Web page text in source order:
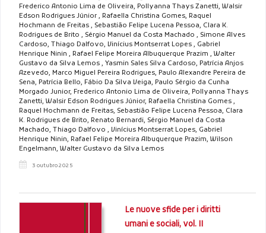
Frederico Antonio Lima de Oliveira, Pollyanna Thays Zanetti, Walsir
Edson Rodrigues Júnior , Rafaella Christina Gomes, Raquel
Hochmann de Freitas , Sebastião Felipe Lucena Pessoa, Clara K.
Rodrigues de Brito , Sérgio Manuel da Costa Machado , Simone Alves
Cardoso, Thiago Dalfovo, Vinícius Montserrat Lopes , Gabriel
Henrique Ninin , Rafael Felipe Moreira Albuquerque Prazim , Walter
Gustavo da Silva Lemos , Yasmin Sales Silva Cardoso, Patrícia Anjos
Azevedo, Marco Miguel Pereira Rodrigues, Paulo Alexandre Pereira de
Sena, Patrícia Bello, Fábio Da Silva Veiga, Paulo Sérgio da Cunha
Morgado Junior, Frederico Antonio Lima de Oliveira, Pollyanna Thays
Zanetti, Walsir Edson Rodrigues Júnior, Rafaella Christina Gomes ,
Raquel Hochmann de Freitas, Sebastião Felipe Lucena Pessoa, Clara
K. Rodrigues de Brito, Renato Bernardi, Sérgio Manuel da Costa
Machado, Thiago Dalfovo , Vinícius Montserrat Lopes, Gabriel
Henrique Ninin, Rafael Felipe Moreira Albuquerque Prazim, Wilson
Engelmann, Walter Gustavo da Silva Lemos
3 outubro 2025
Le nuove sfide per i diritti
umani e sociali, vol. II